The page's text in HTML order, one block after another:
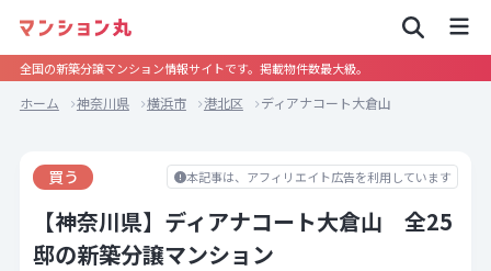
全国の新築分譲マンション情報サイトです。掲載物件数最大級。
ホーム 神奈川県 横浜市 港北区 ディアナコート大倉山
本記事は、アフィリエイト広告を利用しています
買う
【神奈川県】ディアナコート大倉山 全25
邸の新築分譲マンション